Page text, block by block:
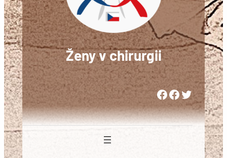
Ženy v chirurgii
Woman in Medicine Czech Republic Women in Surgery Europe Woman in Surgery Czech Republic